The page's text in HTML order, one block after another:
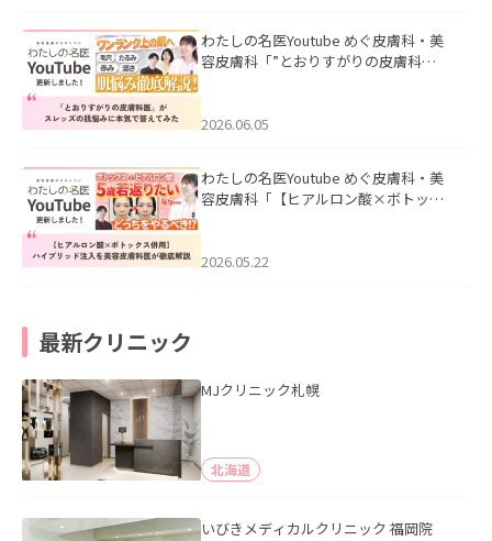
わたしの名医Youtube めぐ皮膚科・美
容皮膚科「”とおりすがりの皮膚科
2026.06.05
わたしの名医Youtube めぐ皮膚科・美
容皮膚科「【ヒアルロン酸×ボトック
た。
2026.05.22
最新クリニック
MJクリニック札幌
北海道
いびきメディカルクリニック 福岡院